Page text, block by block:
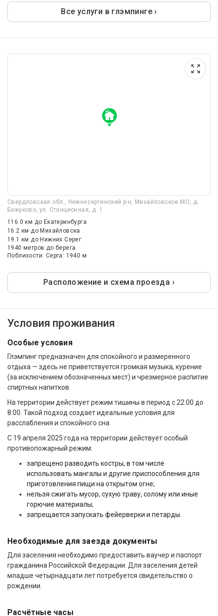
Все услуги в глэмпинге ›
Свердловская обл., Нижнесергинский р-н, Михайловское МО, д.
Бажуково, ул. Станционная, д. 1
116.0 км до Екатеринбурга
16.2 кмдо Михайловска
19.1 кмдо Нижних Серег
1940 метров до берега
Поблизости: Серга: 1940 м
Расположение и схема проезда ›
Условия проживания
Особые условия
Глэмпинг предназначен для спокойного и размеренного
отдыха — здесь не приветствуется громкая музыка, курение
(за исключением обозначенных мест) и чрезмерное распитие
спиртных напитков.
На территории действует режим тишины в период с 22:00 до
8:00. Такой подход создает идеальные условия для
расслабления и спокойного сна.
С 19 апреля 2025 года на территории действует особый
противопожарный режим:
запрещено разводить костры, в том числе
использовать мангалы и другие приспособления для
приготовления пищи на открытом огне;
нельзя сжигать мусор, сухую траву, солому или иные
горючие материалы;
запрещается запускать фейерверки и петарды.
Необходимые для заезда документы
Для заселения необходимо предоставить ваучер и паспорт
гражданина Российской Федерации. Для заселения детей
младше четырнадцати лет потребуется свидетельство о
рождении.
Расчётные часы